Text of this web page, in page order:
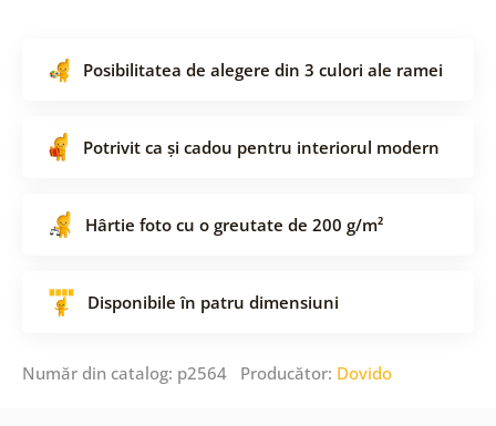
Posibilitatea de alegere din 3 culori ale ramei
Potrivit ca și cadou pentru interiorul modern
Hârtie foto cu o greutate de 200 g/m²
Disponibile în patru dimensiuni
Număr din catalog: p2564 Producător: Dovido